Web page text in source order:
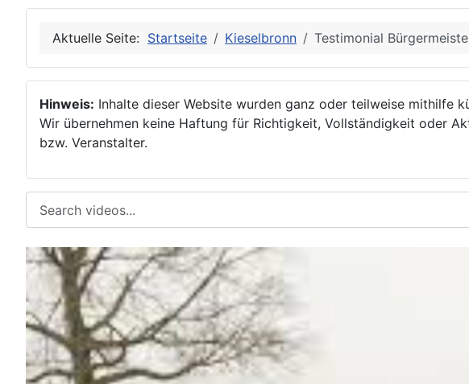
Aktuelle Seite: Startseite Kieselbronn Testimonial
Hinweis: Inhalte dieser Website wurden ganz oder teilweise mithilfe
Wir übernehmen keine Haftung für Richtigkeit, Vollständigkeit oder
bzw. Veranstalter.